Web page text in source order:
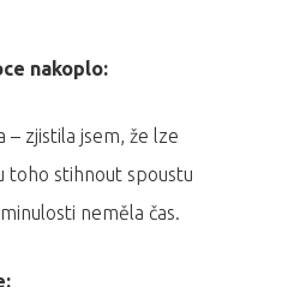
nakoplo:
– zjistila jsem, že lze
toho stihnout spoustu
neměla čas.
Program 26.3.
Program 27.3.
Osobnosti